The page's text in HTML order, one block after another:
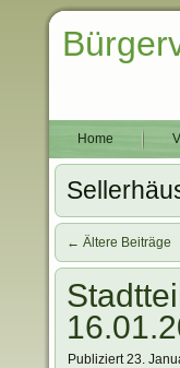
Home
← Ältere Beiträge
Publiziert 23.